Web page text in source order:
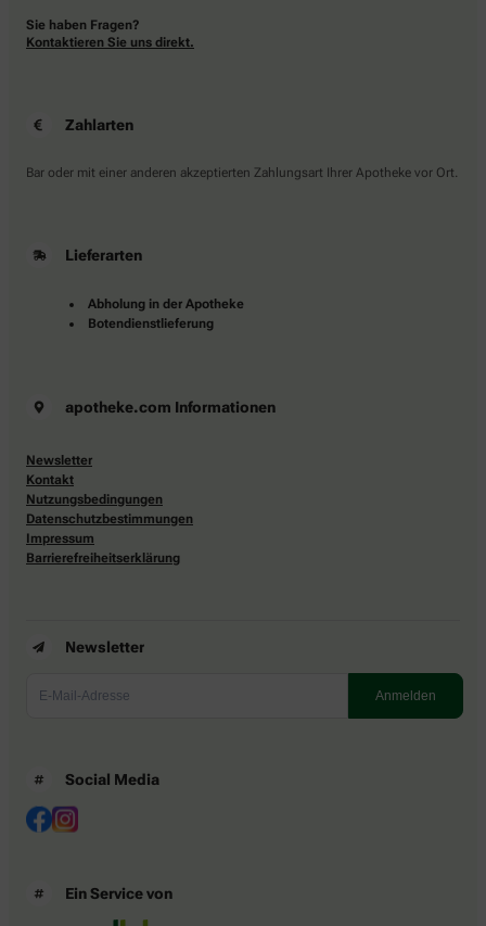
Sie haben Fragen?
Kontaktieren Sie uns direkt.
Zahlarten
Bar oder mit einer anderen akzeptierten Zahlungsart Ihrer Apotheke vor Ort.
Lieferarten
Abholung in der Apotheke
Botendienstlieferung
apotheke.com Informationen
Newsletter
Kontakt
Nutzungsbedingungen
Datenschutzbestimmungen
Impressum
Barrierefreiheitserklärung
Newsletter
Social Media
Ein Service von